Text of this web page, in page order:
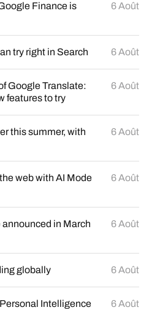
Finance is
6 Août
try right in Search 6 Août
Google Translate:
features to try
6 Août
this summer, with
6 Août
web with AI Mode
6 Août
in March
6 Août
globally 6 Août
Intelligence
6 Août